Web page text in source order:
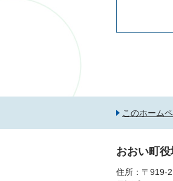
このホーム
おおい町役
住所：〒919-